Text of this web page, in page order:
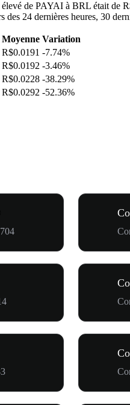
de PAYAI à BRL était de
24 dernières heures, 30
Moyenne Variation
R$0.0191 -7.74%
R$0.0192 -3.46%
R$0.0228 -38.29%
R$0.0292 -52.36%